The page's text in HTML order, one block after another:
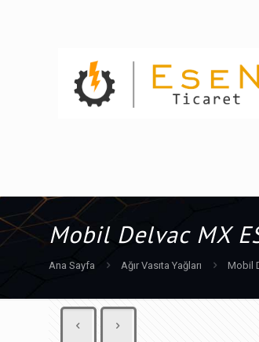
Mobil Delvac MX
Ana Sayfa Ağır Vasıta Yağları Mobil